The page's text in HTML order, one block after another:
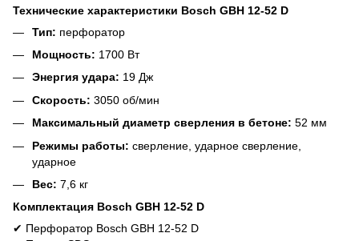
Технические характеристики Bosch GBH 12-52 D
Тип: перфоратор
Мощность: 1700 Вт
Энергия удара: 19 Дж
Скорость: 3050 об/мин
Максимальный диаметр сверления в бетоне: 52 мм
Режимы работы: сверление, ударное сверление,
ударное
Вес: 7,6 кг
Комплектация Bosch GBH 12-52 D
✔ Перфоратор Bosch GBH 12-52 D